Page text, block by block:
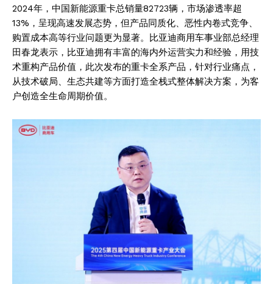
2024年，中国新能源重卡总销量82723辆，市场渗透率超
13%，呈现高速发展态势，但产品同质化、恶性内卷式竞争、
购置成本高等行业问题更为显著。比亚迪商用车事业部总经理
田春龙表示，比亚迪拥有丰富的海内外运营实力和经验，用技
术重构产品价值，此次发布的重卡全系产品，针对行业痛点，
从技术破局、生态共建等方面打造全栈式整体解决方案，为客
户创造全生命周期价值。